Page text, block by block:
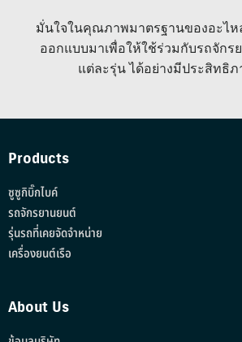
มั่นใจในคุณภาพมาตรฐานของอะไห
ออกแบบมาเพื่อให้ใช้ร่วมกับรถจัก
แต่ละรุ่น ได้อย่างมีประสิทธิ
Products
ซูซูกิบิ๊กไบค์
รถจักรยานยนต์
รุ่นรถที่เคยจัดจำหน่าย
เครื่องยนต์เรือ
About Us